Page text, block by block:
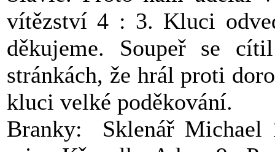
vítězství 4 : 3. Kluci
děkujeme. Soupeř se
stránkách, že hrál proti
kluci velké poděkování.
Branky: Sklenář Michael